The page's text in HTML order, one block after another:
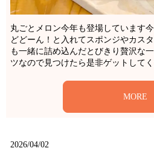
丸ごとメロン今年も登場しています
どどーん！と入れてスポンジやカス
も一緒に詰め込んだとびきり贅沢な
ツなので見つけたら是非ゲットし
MORE
2026/04/02